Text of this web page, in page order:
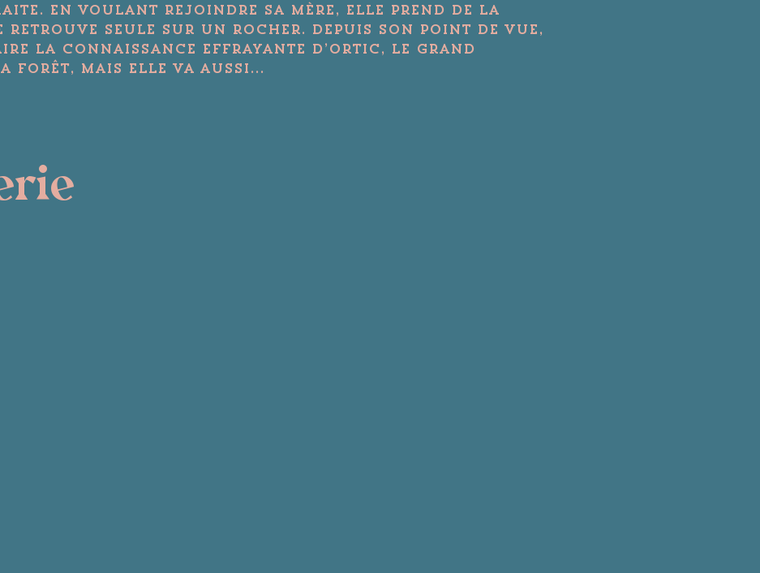
En voulant rejoindre sa mère, elle prend de la
retrouve seule sur un rocher. Depuis son point de vue,
la connaissance effrayante d’Ortic, le grand
forêt, mais elle va aussi...